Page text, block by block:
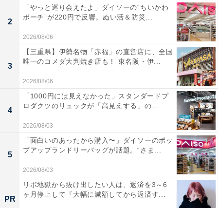
2
「やっと巡り会えたよ」ダイソーの“ちいかわ
ポーチ”が220円で反響。ぬい活＆防災...
2026/08/06
3
【三重県】伊勢名物「赤福」の直営店に、全国
唯一のコメダ大判焼き店も！ 東名阪・伊...
2026/08/06
4
「1000円には見えなかった」スタンダードプ
ロダクツのリュックが「高見えする」の...
2026/08/03
5
「面白いのあったから購入〜」ダイソーのポッ
プアップランドリーバッグが話題。“さま...
2026/08/03
PR
リボ地獄から抜け出したい人は、返済を3～6
ヶ月停止して『大幅に減額してから返済す...